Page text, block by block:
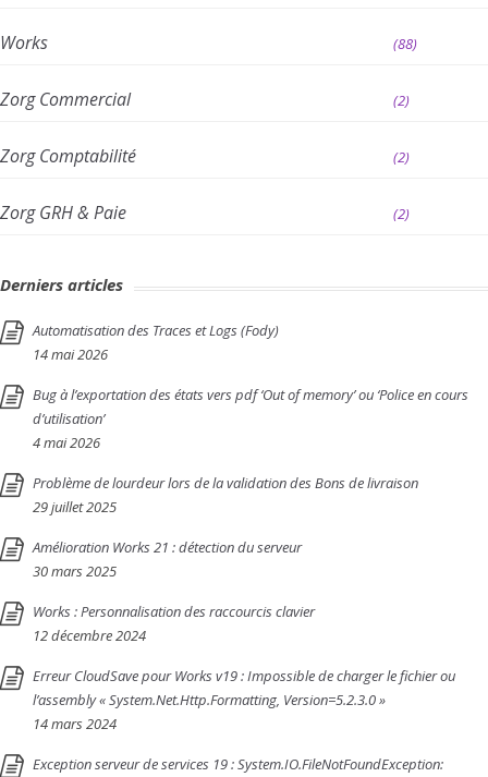
Works (88)
Zorg Commercial (2)
Zorg Comptabilité (2)
Zorg GRH & Paie (2)
Derniers articles
Automatisation des Traces et Logs (Fody)
14 mai 2026
Bug à l’exportation des états vers pdf ‘Out of memory’ ou ‘Police en cours
d’utilisation’
4 mai 2026
Problème de lourdeur lors de la validation des Bons de livraison
29 juillet 2025
Amélioration Works 21 : détection du serveur
30 mars 2025
Works : Personnalisation des raccourcis clavier
12 décembre 2024
Erreur CloudSave pour Works v19 : Impossible de charger le fichier ou
l’assembly « System.Net.Http.Formatting, Version=5.2.3.0 »
14 mars 2024
Exception serveur de services 19 : System.IO.FileNotFoundException: